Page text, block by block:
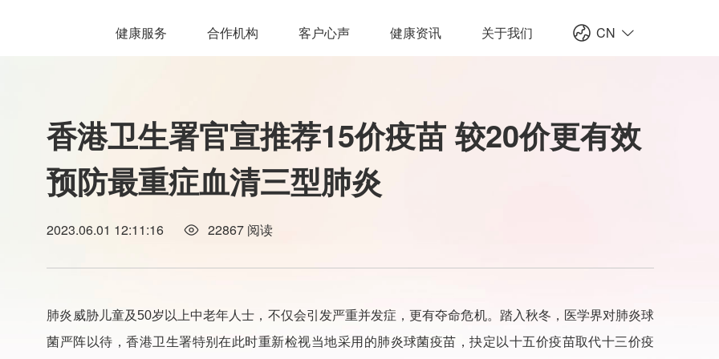
健康服务 合作机构 客户心声 健康资讯 关于我们 CN
香港卫生署官宣推荐15价疫苗 较20价更有效
预防最重症血清三型肺炎
2023.06.01 12:11:16 22867阅读
肺炎威胁儿童及50岁以上中老年人士，不仅会引发严重并发症，更有夺命危机。踏入秋冬，医学界对肺炎球
菌严阵以待，香港卫生署特别在此时重新检视当地采用的肺炎球菌疫苗，抉定以十五价疫苗取代十三价疫